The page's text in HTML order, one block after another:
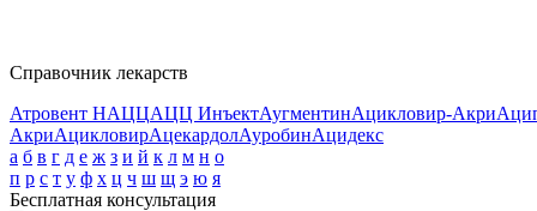
Справочник лекарств
Атровент НАЦЦАЦЦ ИнъектАугментинАцикловир-Акри
АкриАцикловирАцекардолАуробинАцидекс
а б в г д е ж з и й к л м н о
п р с т у ф х ц ч ш щ э ю я
Бесплатная консультация